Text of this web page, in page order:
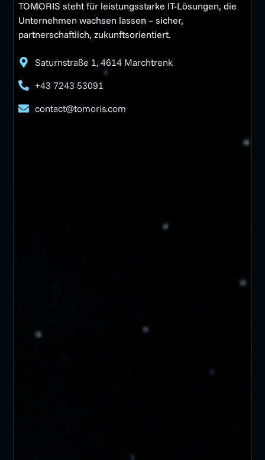
TOMORIS steht für leistungsstarke IT-Lösungen, die
Unternehmen wachsen lassen – sicher,
partnerschaftlich, zukunftsorientiert.
Saturnstraße 1, 4614 Marchtrenk
+43 7243 53091
contact@tomoris.com